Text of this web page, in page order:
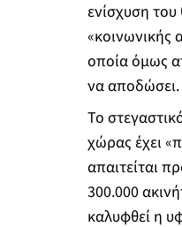
ενίσχυση
«κοινωνικής
οποία όμως
να αποδώσει.
Το
χώρας έχει
απαιτείται
300.000
καλυφθεί η